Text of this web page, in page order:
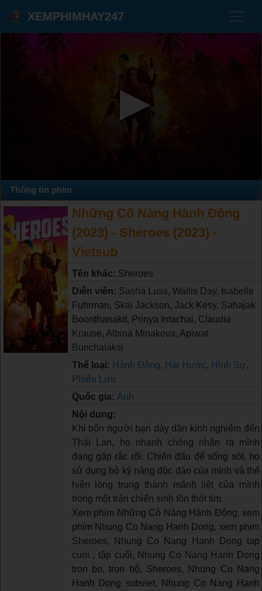
XEMPHIMHAY247
Thông tin phim
Những Cô Nàng Hành Động
(2023) - Sheroes (2023) -
Vietsub
Tên khác: Sheroes
Diễn viên: Sasha Luss, Wallis Day, Isabelle
Fuhrman, Skai Jackson, Jack Kesy, Sahajak
Boonthanakit, Prinya Intachai, Claudia
Krause, Albina Minakova, Apiwat
Bunchalaksi
Thể loại: Hành Động, Hài Hước, Hình Sự,
Phiêu Lưu
Quốc gia: Anh
Nội dung:
Khi bốn người bạn dày dặn kinh nghiệm đến
Thái Lan, họ nhanh chóng nhận ra mình
đang gặp rắc rối. Chiến đấu để sống sót, họ
sử dụng bộ kỹ năng độc đáo của mình và thể
hiện lòng trung thành mãnh liệt của mình
trong một trận chiến sinh tồn thót tim.
Xem phim Những Cô Nàng Hành Động, xem
phim Nhung Co Nang Hanh Dong, xem phim
Sheroes, Nhung Co Nang Hanh Dong tap
cuoi , tập cuối, Nhung Co Nang Hanh Dong
tron bo, trọn bộ, Sheroes, Nhung Co Nang
Hanh Dong subviet, Nhung Co Nang Hanh